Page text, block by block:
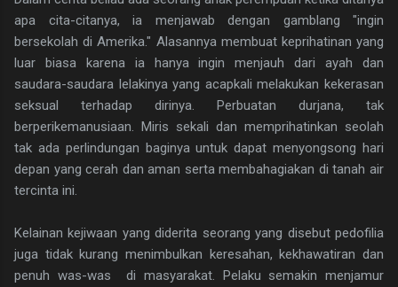
apa cita-citanya, ia menjawab dengan gamblang "ingin
bersekolah di Amerika." Alasannya membuat keprihatinan yang
luar biasa karena ia hanya ingin menjauh dari ayah dan
saudara-saudara lelakinya yang acapkali melakukan kekerasan
seksual terhadap dirinya. Perbuatan durjana, tak
berperikemanusiaan. Miris sekali dan memprihatinkan seolah
tak ada perlindungan baginya untuk dapat menyongsong hari
depan yang cerah dan aman serta membahagiakan di tanah air
tercinta ini.
Kelainan kejiwaan yang diderita seorang yang disebut pedofilia
juga tidak kurang menimbulkan keresahan, kekhawatiran dan
penuh was-was di masyarakat. Pelaku semakin menjamur